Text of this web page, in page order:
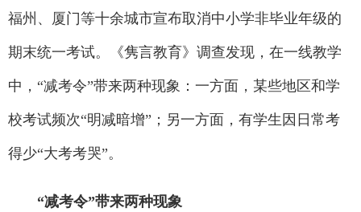
福州、厦门等十余城市宣布取消中小学非毕业年级的
期末统一考试。《隽言教育》调查发现，在一线教学
中，“减考令”带来两种现象：一方面，某些地区和学
校考试频次“明减暗增”；另一方面，有学生因日常考
得少“大考考哭”。
“减考令”带来两种现象